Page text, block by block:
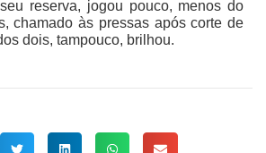
reserva, jogou pouco, menos do
chamado às pressas após corte de
dois, tampouco, brilhou.